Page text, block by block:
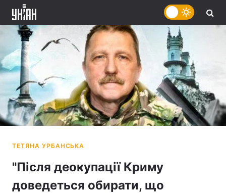
"Після деокупації Криму
доведеться обирати, що